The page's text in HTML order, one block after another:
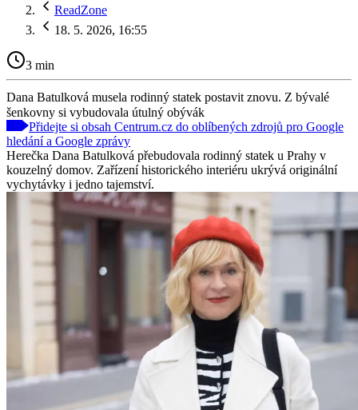
ReadZone
18. 5. 2026, 16:55
3 min
Dana Batulková musela rodinný statek postavit znovu. Z bývalé
šenkovny si vybudovala útulný obývák
Přidejte si obsah Centrum.cz do oblíbených zdrojů pro Google
hledání a Google zprávy
Herečka Dana Batulková přebudovala rodinný statek u Prahy v
kouzelný domov. Zařízení historického interiéru ukrývá originální
vychytávky i jedno tajemství.